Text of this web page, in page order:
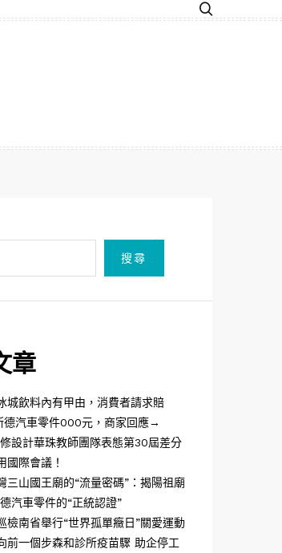
搜尋
章
城飲料內有甲由，消費者請求賠
德汽車零件000元，商家回應→
設計華珠教師團隊表態第30屆差分
國際會議！
三山國王廟的“流量密碼”：揭陽祖廟
汽車零件的“正統認證”
檢南省舉行“世界孤單癥日”關愛運動
前一個步森和診所疫苗驟 助企停工